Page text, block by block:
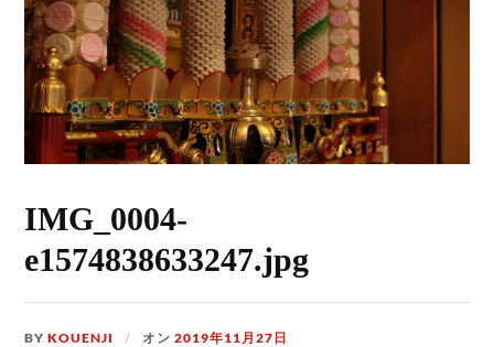
IMG_0004-
e1574838633247.jpg
BYKOUENJI オン2019年11月27日